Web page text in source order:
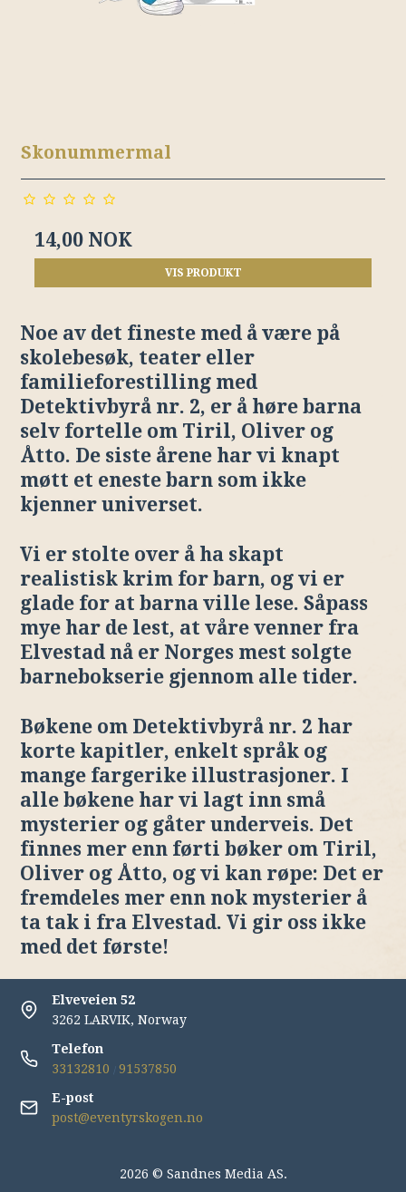
Skonummermal
14,00 NOK
VIS PRODUKT
Noe av det fineste med å være på
skolebesøk, teater eller
familieforestilling med
Detektivbyrå nr. 2, er å høre barna
selv fortelle om Tiril, Oliver og
Åtto. De siste årene har vi knapt
møtt et eneste barn som ikke
kjenner universet.
Vi er stolte over å ha skapt
realistisk krim for barn, og vi er
glade for at barna ville lese. Såpass
mye har de lest, at våre venner fra
Elvestad nå er Norges mest solgte
barnebokserie gjennom alle tider.
Bøkene om Detektivbyrå nr. 2 har
korte kapitler, enkelt språk og
mange fargerike illustrasjoner. I
alle bøkene har vi lagt inn små
mysterier og gåter underveis. Det
finnes mer enn førti bøker om Tiril,
Oliver og Åtto, og vi kan røpe: Det er
fremdeles mer enn nok mysterier å
ta tak i fra Elvestad. Vi gir oss ikke
med det første!
Elveveien 52
3262 LARVIK, Norway
Telefon
33132810
/91537850
E-post
post@eventyrskogen.no
2026 © Sandnes Media AS.